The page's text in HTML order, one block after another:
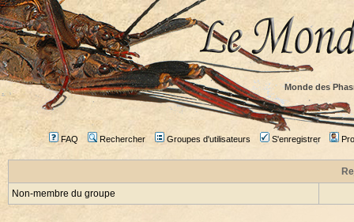
Monde des
FAQ Rechercher Groupes d'utilisateurs S'enregistrer
Non-membre du groupe